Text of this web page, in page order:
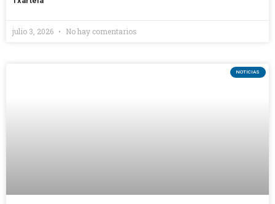
julio 3, 2026 No hay comentarios
NOTICIAS